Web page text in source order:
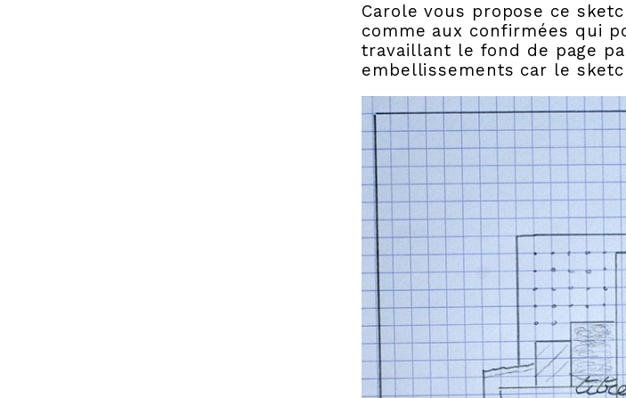
Carole vous propose ce
comme aux confirmées qui
travaillant le fond de page
embellissements car le